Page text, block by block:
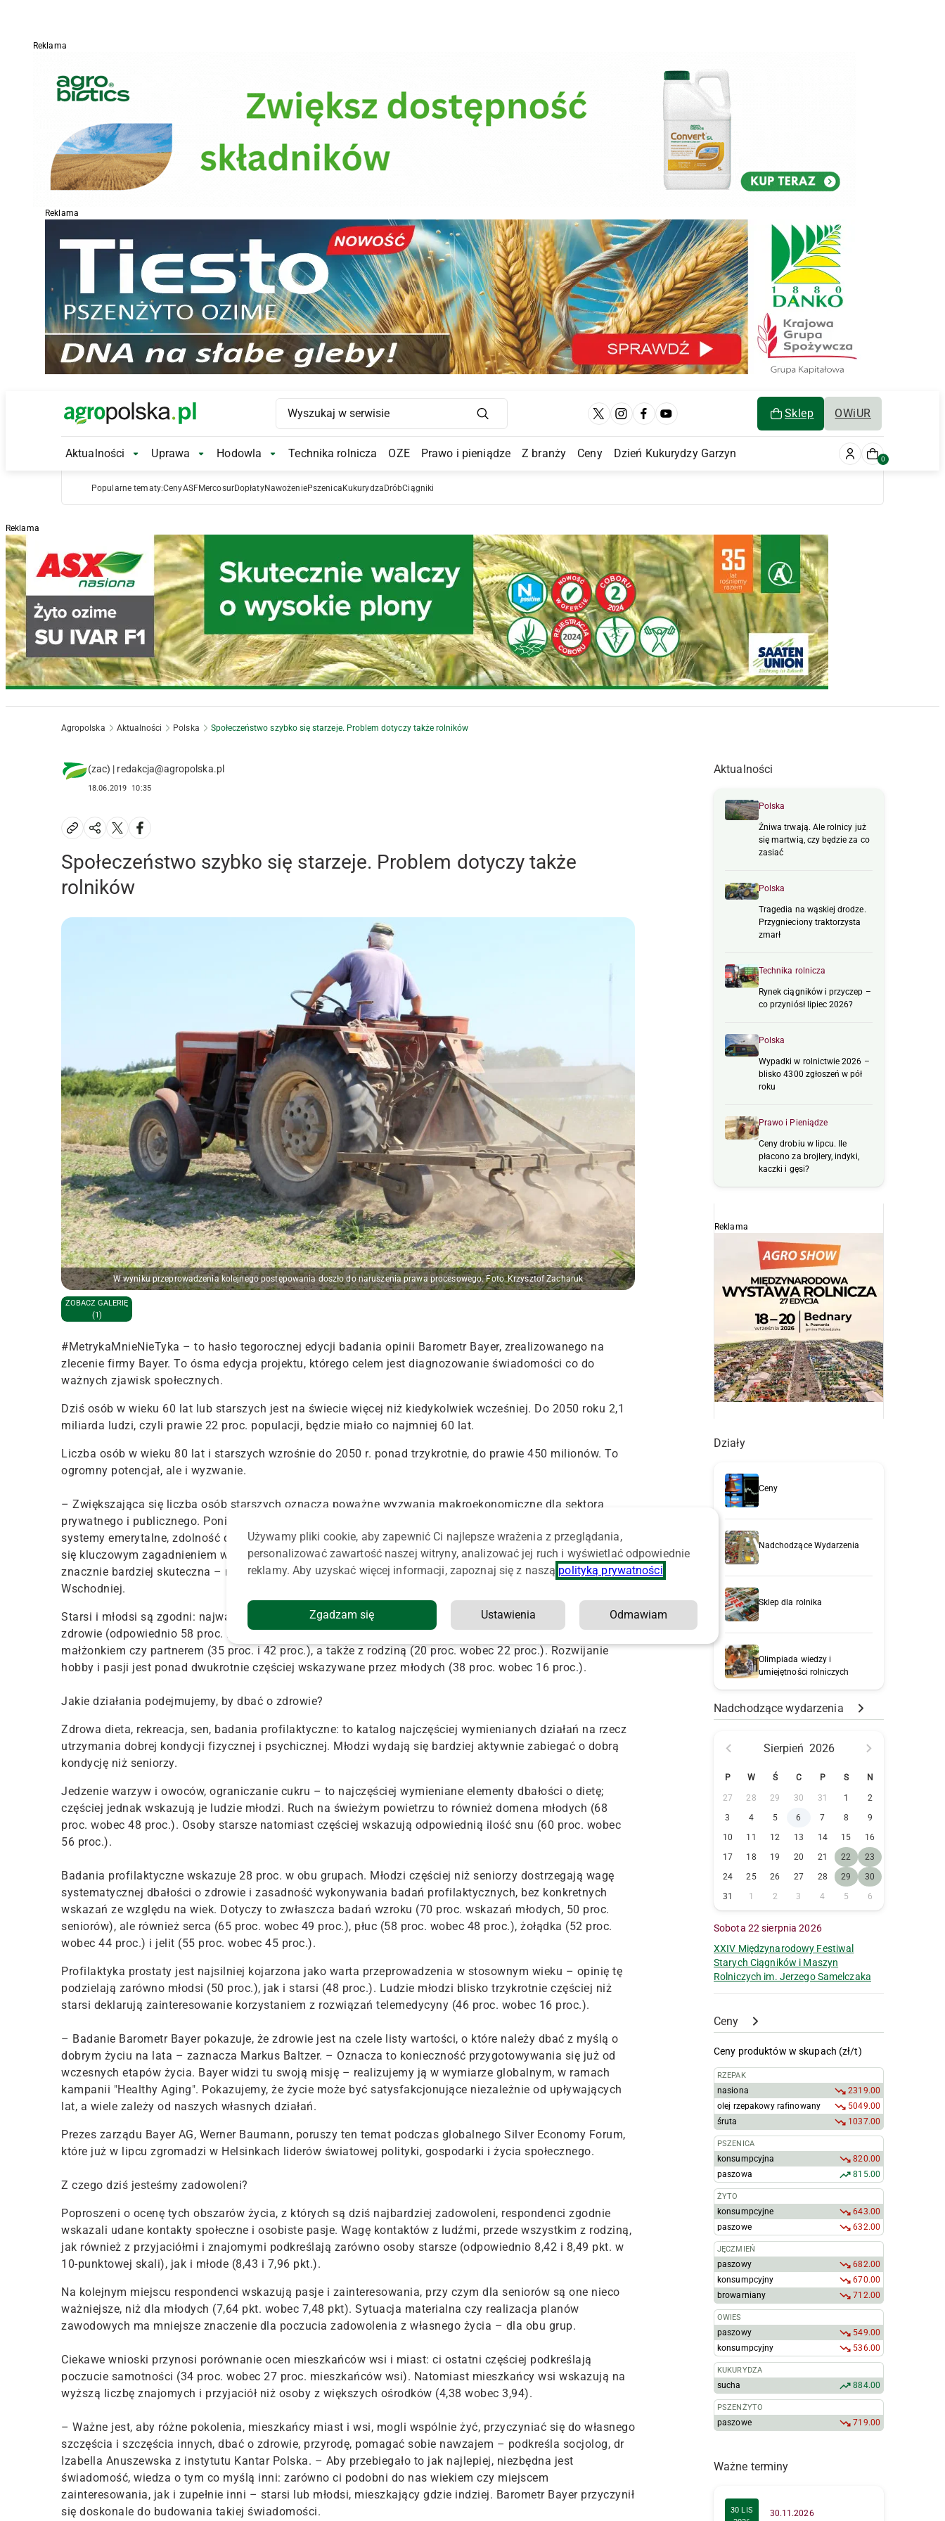
Reklama
Reklama
Main Logo Sklep OWiUR
Main Navigation
Aktualności Aktualności Submenu
Uprawa Uprawa Submenu
Hodowla Hodowla Submenu
Technika rolnicza OZE Prawo i pieniądze Z branży Ceny Dzień Kukurydzy Garzyn 0
Popularne tematy:CenyASFMercosurDopłatyNawożeniePszenica Kukurydza DróbCiągniki
Reklama
Agropolska Aktualności Polska Społeczeństwo szybko się starzeje. Problem dotyczy także rolników
(zac) | redakcja@agropolska.pl
18.06.2019 10:35
Społeczeństwo szybko się starzeje. Problem dotyczy także
rolników
W wyniku przeprowadzenia kolejnego postępowania doszło do naruszenia prawa procesowego. Foto_Krzysztof Zacharuk
ZOBACZ GALERIĘ
(1)
#MetrykaMnieNieTyka – to hasło tegorocznej edycji badania opinii Barometr Bayer, zrealizowanego na
zlecenie firmy Bayer. To ósma edycja projektu, którego celem jest diagnozowanie świadomości co do
ważnych zjawisk społecznych.
Dziś osób w wieku 60 lat lub starszych jest na świecie więcej niż kiedykolwiek wcześniej. ​​Do 2050 roku 2,1
miliarda ludzi, czyli prawie 22 proc. populacji, będzie miało co najmniej 60 lat.
Liczba osób w wieku 80 lat i starszych wzrośnie do 2050 r. ponad trzykrotnie, do prawie 450 milionów. To
ogromny potencjał, ale i wyzwanie.
– Zwiększająca się liczba osób starszych oznacza poważne wyzwania makroekonomiczne dla sektora
prywatnego i publicznego. Ponieważ zmiany demograficzne wywierają presję na koszty opieki zdrowotnej i
systemy emerytalne, zdolność do zrównoważonego finansowania usług zdrowotnych i emerytalnych staje
się kluczowym zagadnieniem w debacie publicznej. Opieka zdrowotna i społeczna będzie musiała stać się
znacznie bardziej skuteczna – mówi Markus Baltzer, prezes firmy Bayer w regionie Europy Środkowo-
Wschodniej.
Starsi i młodsi są zgodni: najważniejszą wartością, dającą szanse na udane życie w starszym wieku, jest
zdrowie (odpowiednio 58 proc. i 48 proc. wskazań). Na kolejnym miejscu wśród priorytetów są relacje z
małżonkiem czy partnerem (35 proc. i 42 proc.), a także z rodziną (20 proc. wobec 22 proc.). Rozwijanie
hobby i pasji jest ponad dwukrotnie częściej wskazywane przez młodych (38 proc. wobec 16 proc.).
Jakie działania podejmujemy, by dbać o zdrowie?
Zdrowa dieta, rekreacja, sen, badania profilaktyczne: to katalog najczęściej wymienianych działań na rzecz
utrzymania dobrej kondycji fizycznej i psychicznej. Młodzi wydają się bardziej aktywnie zabiegać o dobrą
kondycję niż seniorzy.
Jedzenie warzyw i owoców, ograniczanie cukru – to najczęściej wymieniane elementy dbałości o dietę;
częściej jednak wskazują je ludzie młodzi. Ruch na świeżym powietrzu to również domena młodych (68
proc. wobec 48 proc.). Osoby starsze natomiast częściej wskazują odpowiednią ilość snu (60 proc. wobec
56 proc.).
Badania profilaktyczne wskazuje 28 proc. w obu grupach. Młodzi częściej niż seniorzy dostrzegają wagę
systematycznej dbałości o zdrowie i zasadność wykonywania badań profilaktycznych, bez konkretnych
wskazań ze względu na wiek. Dotyczy to zwłaszcza badań wzroku (70 proc. wskazań młodych, 50 proc.
seniorów), ale również serca (65 proc. wobec 49 proc.), płuc (58 proc. wobec 48 proc.), żołądka (52 proc.
wobec 44 proc.) i jelit (55 proc. wobec 45 proc.).
Profilaktyka prostaty jest najsilniej kojarzona jako warta przeprowadzenia w stosownym wieku – opinię tę
podzielają zarówno młodsi (50 proc.), jak i starsi (48 proc.). Ludzie młodzi blisko trzykrotnie częściej niż
starsi deklarują zainteresowanie korzystaniem z rozwiązań telemedycyny (46 proc. wobec 16 proc.).
– Badanie Barometr Bayer pokazuje, że zdrowie jest na czele listy wartości, o które należy dbać z myślą o
dobrym życiu na lata – zaznacza Markus Baltzer. – Oznacza to konieczność przygotowywania się już od
wczesnych etapów życia. Bayer widzi tu swoją misję – realizujemy ją w wymiarze globalnym, w ramach
kampanii "Healthy Aging". Pokazujemy, że życie może być satysfakcjonujące niezależnie od upływających
lat, a wiele zależy od naszych własnych działań.
Prezes zarządu Bayer AG, Werner Baumann, poruszy ten temat podczas globalnego Silver Economy Forum,
które już w lipcu zgromadzi w Helsinkach liderów światowej polityki, gospodarki i życia społecznego.
Z czego dziś jesteśmy zadowoleni?
Poproszeni o ocenę tych obszarów życia, z których są dziś najbardziej zadowoleni, respondenci zgodnie
wskazali udane kontakty społeczne i osobiste pasje. Wagę kontaktów z ludźmi, przede wszystkim z rodziną,
jak również z przyjaciółmi i znajomymi podkreślają zarówno osoby starsze (odpowiednio 8,42 i 8,49 pkt. w
10-punktowej skali), jak i młode (8,43 i 7,96 pkt.).
Na kolejnym miejscu respondenci wskazują pasje i zainteresowania, przy czym dla seniorów są one nieco
ważniejsze, niż dla młodych (7,64 pkt. wobec 7,48 pkt). Sytuacja materialna czy realizacja planów
zawodowych ma mniejsze znaczenie dla poczucia zadowolenia z własnego życia – dla obu grup.
Ciekawe wnioski przynosi porównanie ocen mieszkańców wsi i miast: ci ostatni częściej podkreślają
poczucie samotności (34 proc. wobec 27 proc. mieszkańców wsi). Natomiast mieszkańcy wsi wskazują na
wyższą liczbę znajomych i przyjaciół niż osoby z większych ośrodków (4,38 wobec 3,94).
– Ważne jest, aby różne pokolenia, mieszkańcy miast i wsi, mogli wspólnie żyć, przyczyniać się do własnego
szczęścia i szczęścia innych, dbać o zdrowie, przyrodę, pomagać sobie nawzajem – podkreśla socjolog, dr
Izabella Anuszewska z instytutu Kantar Polska. – Aby przebiegało to jak najlepiej, niezbędna jest
świadomość, wiedza o tym co myślą inni: zarówno ci podobni do nas wiekiem czy miejscem
zainteresowania, jak i zupełnie inni – starsi lub młodsi, mieszkający gdzie indziej. Barometr Bayer przyczynił
się doskonale do budowania takiej świadomości.
Aktualności
Polska
Żniwa trwają. Ale rolnicy już
się martwią, czy będzie za co
zasiać
Polska
Tragedia na wąskiej drodze.
Przygnieciony traktorzysta
zmarł
Technika rolnicza
Rynek ciągników i przyczep –
co przyniósł lipiec 2026?
Polska
Wypadki w rolnictwie 2026 –
blisko 4300 zgłoszeń w pół
roku
Prawo i Pieniądze
Ceny drobiu w lipcu. Ile
płacono za brojlery, indyki,
kaczki i gęsi?
Reklama
Działy
Ceny
Nadchodzące Wydarzenia
Sklep dla rolnika
Olimpiada wiedzy i
umiejętności rolniczych
Nadchodzące wydarzenia
Sierpień 2026
P W Ś C P S N
27 28 29 30 31 1
2
3
4 5 6 7 8
9
10
11 12 13 14 15
16
17
18 19 20 21 22
23
24
25 26 27 28 29
30
31
1 2 3 4 5 6
Sobota 22 sierpnia 2026
XXIV Międzynarodowy Festiwal
Starych Ciągników i Maszyn
Rolniczych im. Jerzego Samelczaka
Ceny
Ceny produktów w skupach (zł/t)
RZEPAK
nasiona
2319.00
olej rzepakowy rafinowany
5049.00
śruta
1037.00
PSZENICA
konsumpcyjna
820.00
paszowa
815.00
ŻYTO
konsumpcyjne
643.00
paszowe
632.00
JĘCZMIEŃ
paszowy
682.00
konsumpcyjny
670.00
browarniany
712.00
OWIES
paszowy
549.00
konsumpcyjny
536.00
KUKURYDZA
sucha 884.00
PSZENŻYTO
paszowe 719.00
Ważne terminy
30 LIS
30.11.2026
Używamy pliki cookie, aby zapewnić Ci najlepsze wrażenia z przeglądania,
personalizować zawartość naszej witryny, analizować jej ruch i wyświetlać odpowiednie
reklamy. Aby uzyskać więcej informacji, zapoznaj się z naszą polityką prywatności
Zgadzam się Ustawienia Odmawiam